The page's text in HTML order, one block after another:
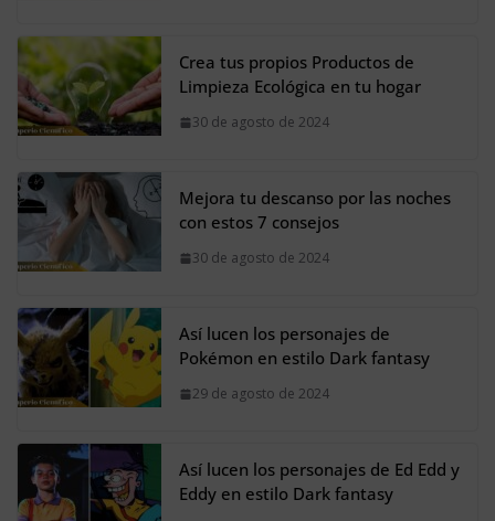
Crea tus propios Productos de
Limpieza Ecológica en tu hogar
30 de agosto de 2024
Mejora tu descanso por las noches
con estos 7 consejos
30 de agosto de 2024
Así lucen los personajes de
Pokémon en estilo Dark fantasy
29 de agosto de 2024
Así lucen los personajes de Ed Edd y
Eddy en estilo Dark fantasy